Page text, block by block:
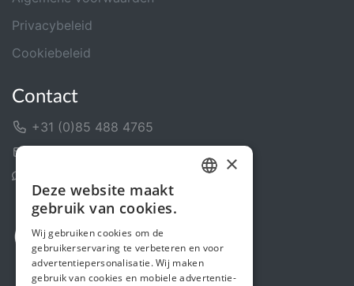
Privacybeleid
Cookiebeleid
Contact
+31 (0)85 488 4765
ENGLISH
×
Deze website maakt
gebruik van cookies.
Wij gebruiken cookies om de
gebruikerservaring te verbeteren en voor
advertentiepersonalisatie. Wij maken
gebruik van cookies en mobiele advertentie-